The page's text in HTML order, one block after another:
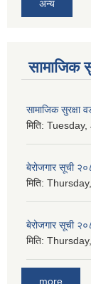
अन्य
सामाजिक
सामाजिक सुरक्षा
मिति: Tuesday,
बेरोजगार सूची
मिति:
बेरोजगार सूची
मिति:
more